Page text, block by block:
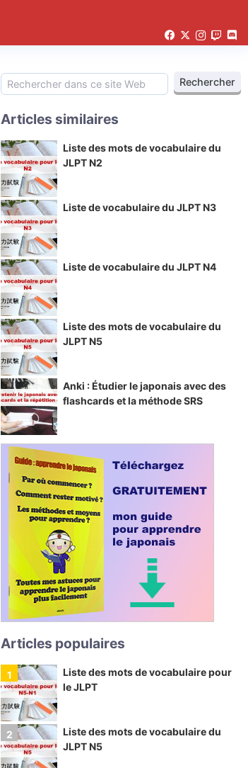
Articles similaires
Liste des mots de vocabulaire du
JLPT N2
Liste de vocabulaire du JLPT N3
Liste de vocabulaire du JLPT N4
Liste des mots de vocabulaire du
JLPT N5
Anki : Étudier le japonais avec des
flashcards et la méthode SRS
Articles populaires
Liste des mots de vocabulaire pour
le JLPT
Liste des mots de vocabulaire du
JLPT N5